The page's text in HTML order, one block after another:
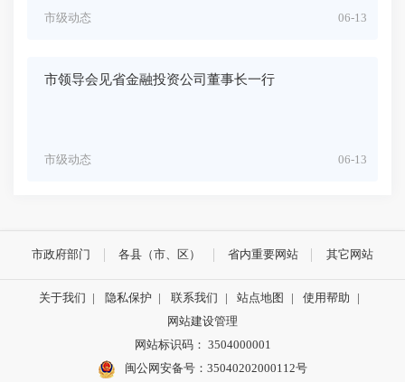
06-13
市级动态
市领导会见省金融投资公司董事长一行
06-13
市级动态
市政府部门 各县（市、区） 省内重要网站 其它网站
关于我们 | 隐私保护 | 联系我们 | 站点地图 | 使用帮助
|
网站建设管理
网站标识码： 3504000001
闽公网安备号：35040202000112号